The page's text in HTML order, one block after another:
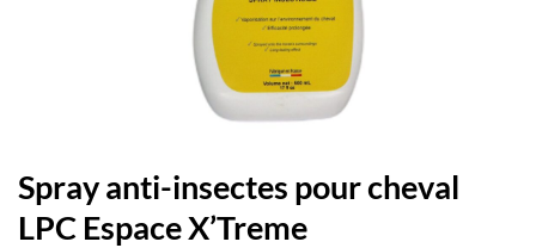
Spray anti-insectes pour cheval
LPC Espace X’Treme